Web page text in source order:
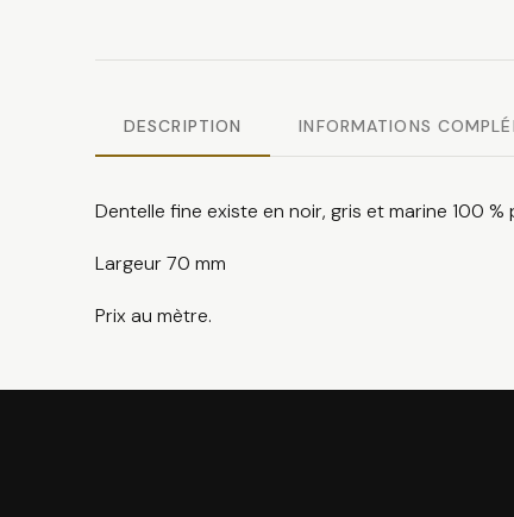
DESCRIPTION INFORMATIONS
Dentelle fine existe en noir, gris et marine 100 %
Largeur 70 mm
Prix au mètre.